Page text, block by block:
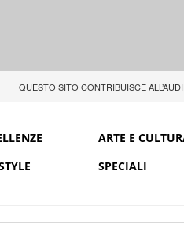
QUESTO SITO CONTRIBUISCE
ARTE E
SPECIALI